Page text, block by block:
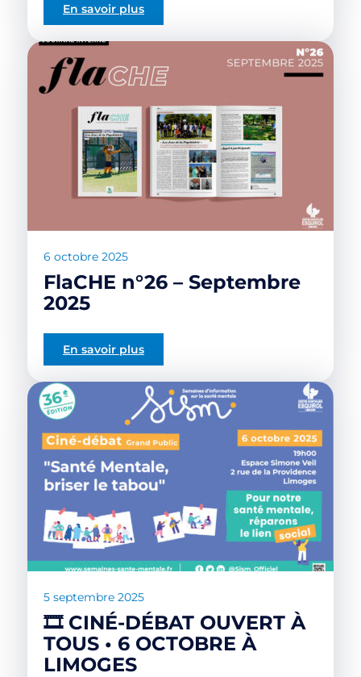
En savoir plus
6 octobre 2025
FlaCHE n°26 – Septembre
2025
En savoir plus
5 septembre 2025
🎞 CINÉ-DÉBAT OUVERT À
TOUS • 6 OCTOBRE À
LIMOGES